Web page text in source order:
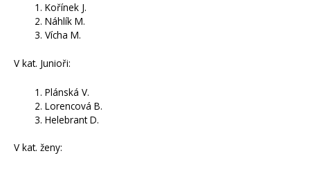
Kořínek J.
Náhlík M.
Vícha M.
V kat. Junioři:
Plánská V.
Lorencová B.
Helebrant D.
V kat. ženy: